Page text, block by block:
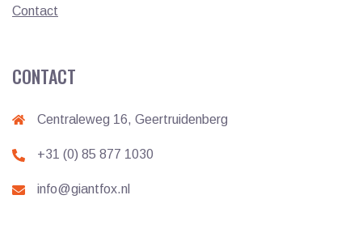
Contact
CONTACT
Centraleweg 16, Geertruidenberg
+31 (0) 85 877 1030
info@giantfox.nl